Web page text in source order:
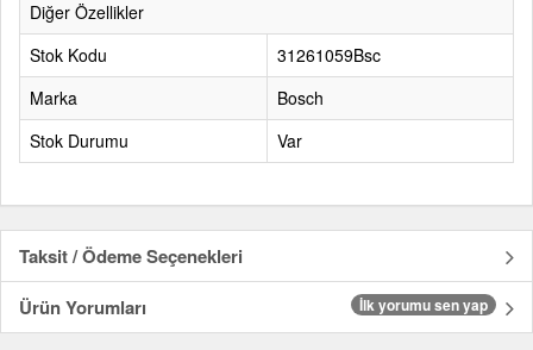
Diğer Özellikler
Stok Kodu
31261059Bsc
Marka
Bosch
Stok Durumu
Var
Taksit / Ödeme Seçenekleri
Ürün Yorumları
İlk yorumu sen yap